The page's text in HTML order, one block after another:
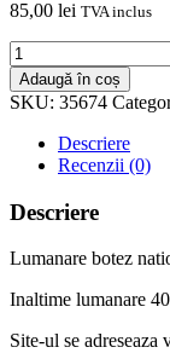
85,00 lei TVA inclus
Cantitate
Lumanare
botez
dmr
Adaugă în coș
SKU: 35674
Descriere
Recenzii (0)
Descriere
Lumanare botez
Inaltime lumanare
Site-ul se adreseaza